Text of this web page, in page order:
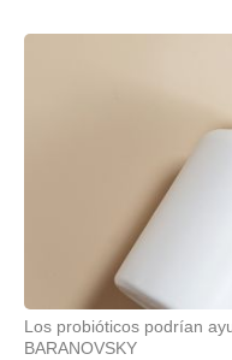
Los probióticos podrían
BARANOVSKY